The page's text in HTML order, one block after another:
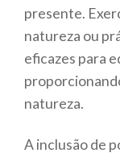
presente.
natureza ou
eficazes para
natureza.
A inclusão de